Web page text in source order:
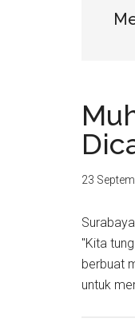
23
"Kita
berbuat
untuk